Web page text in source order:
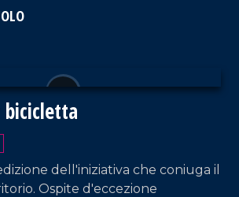
bicicletta
dell'iniziativa che coniuga il
Ospite d'eccezione